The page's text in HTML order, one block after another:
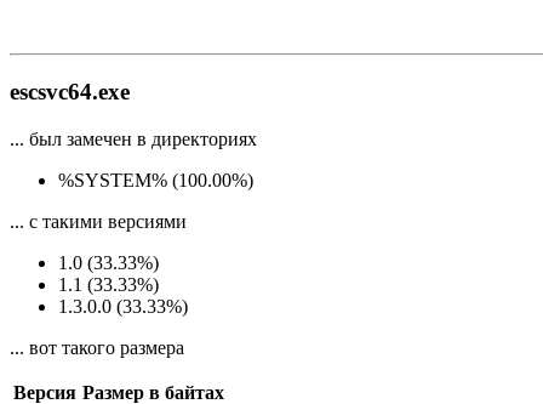
escsvc64.exe
... был замечен в директориях
%SYSTEM% (100.00%)
... с такими версиями
1.0 (33.33%)
1.1 (33.33%)
1.3.0.0 (33.33%)
... вот такого размера
Версия Размер в байтах